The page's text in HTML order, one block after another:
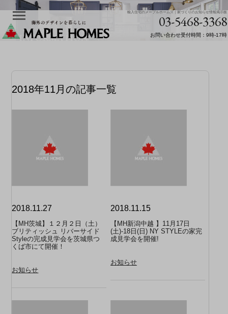
輸入住宅のメープルホームズ｜家づくりのお知らせ情報掲示板
03-5468-3368
お問い合わせ受付時間：9時-17時
2018年11月の記事一覧
2018.11.27
【MH茨城】１２月２日（土）
ブリティッシュ リバーサイド
Styleの完成見学会を茨城県つ
くば市にて開催！
お知らせ
2018.11.15
【MH新潟中越 】11月17日
(土)-18日(日) NY STYLEの家完
成見学会を開催!
お知らせ